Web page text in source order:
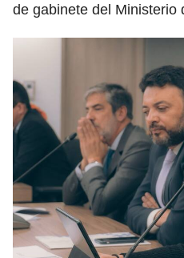
de gabinete del Ministerio